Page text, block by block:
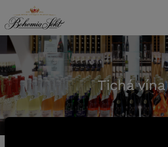
Přeskočit na obsah
Tichá vína